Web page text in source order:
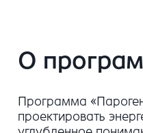
О
Программа
проектировать